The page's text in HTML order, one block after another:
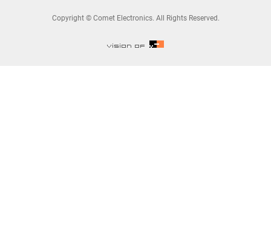
Copyright © Comet Electronics. All Rights Reserved.